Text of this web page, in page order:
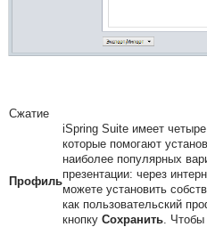
Сжатие
Профиль
iSpring Suiteимеет
которые помогают
наиболее популярных
презентации: через
можете установить
как пользовательский
кнопку Сохранить. Чтобы